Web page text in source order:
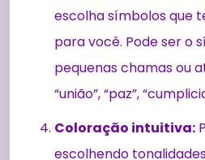
escolha símbolos que
para você. Pode ser o
pequenas chamas ou
“união”, “paz”,
Coloração intuitiva:
escolhendo